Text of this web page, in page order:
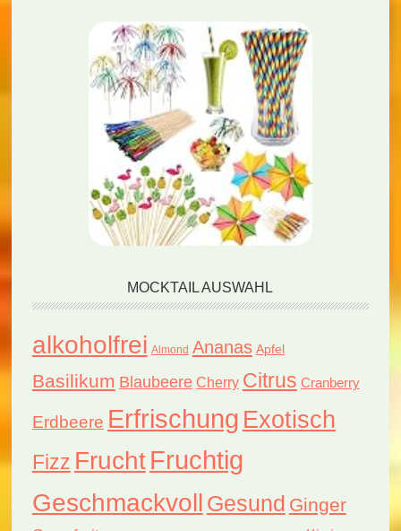
MOCKTAIL AUSWAHL
alkoholfrei Almond Ananas Apfel
Basilikum Blaubeere Cherry Citrus Cranberry
Erdbeere Erfrischung Exotisch
Fizz FruchtFruchtig
Geschmackvoll Gesund Ginger